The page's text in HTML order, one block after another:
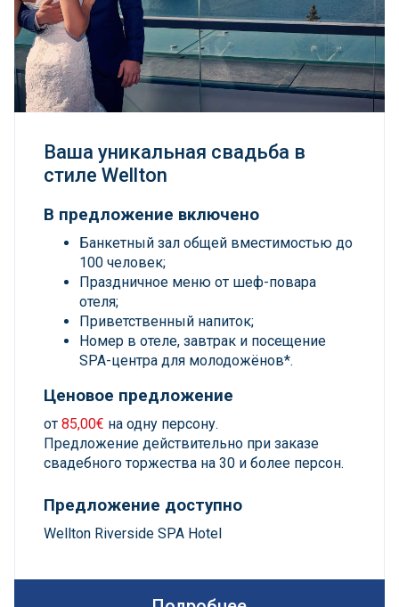
Ваша уникальная свадьба в
стиле Wellton
В предложение включено
Банкетный зал общей вместимостью до
100 человек;
Праздничное меню от шеф-повара
отеля;
Приветственный напиток;
Номер в отеле, завтрак и посещение
SPA-центра для молодожёнов*.
Ценовое предложение
от 85,00€ на одну персону.
Предложение действительно при заказе
свадебного торжества на 30 и более персон.
Предложение доступно
Wellton Riverside SPA Hotel